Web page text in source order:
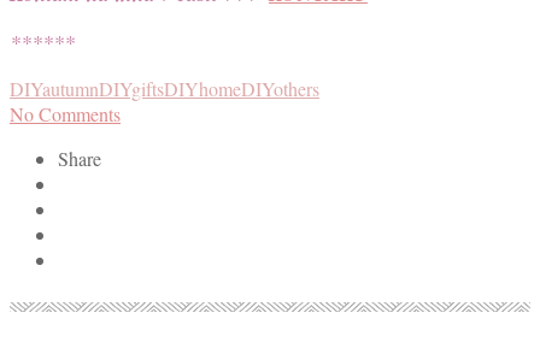
******
DIYautumnDIYgiftsDIYhomeDIYothers
No Comments
Share